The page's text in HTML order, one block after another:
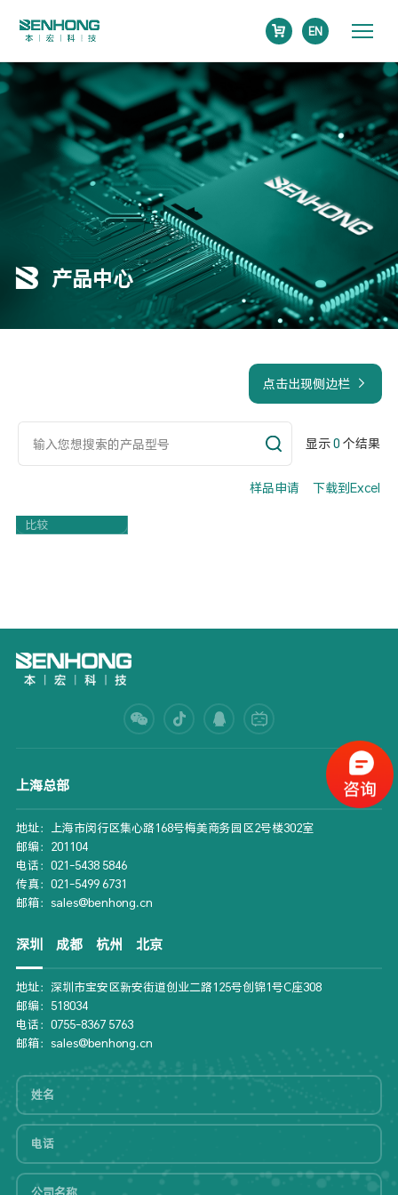
EN
产品中心
点击出现侧边栏
显示0 个结果
样品申请 下载到Excel
Part Number
比较
上海总部
地址：上海市闵行区集心路168号梅美商务园区2号楼302室
邮编：201104
电话：021-5438 5846
传真：021-5499 6731
邮箱：sales@benhong.cn
深圳 成都 杭州 北京
地址：深圳市宝安区新安街道创业二路125号创锦1号C座308
邮编：518034
电话：0755-8367 5763
邮箱：sales@benhong.cn